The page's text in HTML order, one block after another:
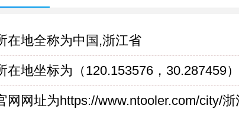
在地全称为中国,浙江省
地坐标为（120.153576，30.287459）
网网址为https://www.ntooler.com/city/浙